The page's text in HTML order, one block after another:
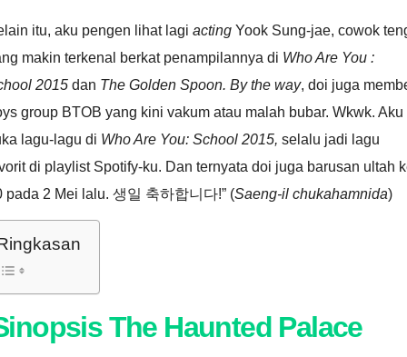
itu, aku pengen lihat lagi acting Yook Sung-jae, cowok
makin terkenal berkat penampilannya di Who Are You :
2015 dan The Golden Spoon. By the way, doi juga
group BTOB yang kini vakum atau malah bubar. Wkwk. Aku
lagu-lagu di Who Are You: School 2015, selalu jadi lagu
di playlist Spotify-ku. Dan ternyata doi juga barusan ultah
pada 2 Mei lalu. 생일 축하합니다!” (Saeng-il chukahamnida)
The Haunted Palace